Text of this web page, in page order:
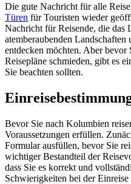
Die gute Nachricht für alle
Türen für Touristen wieder
Nachricht für Reisende, die das
atemberaubenden
entdecken möchten. Aber
Reisepläne schmieden, gibt es
Sie beachten sollten.
Bevor Sie nach Kolumbien
Voraussetzungen erfüllen.
Formular ausfüllen, bevor Sie
wichtiger Bestandteil der
dass Sie es korrekt und
Schwierigkeiten bei der Einreise